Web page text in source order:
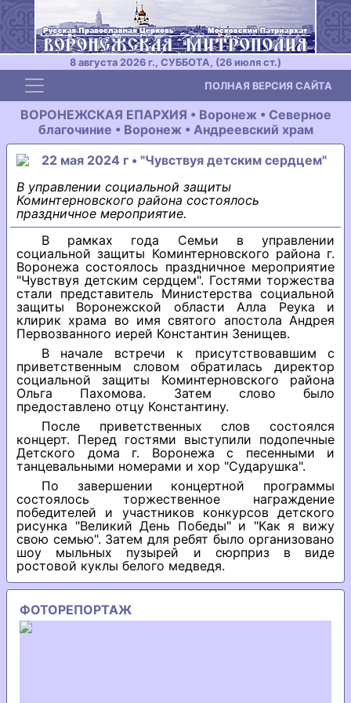
8 августа 2026 г., СУББОТА, (26 июля ст.)
Toggle navigation ПОЛНАЯ ВЕРСИЯ САЙТА
ВОРОНЕЖСКАЯ ЕПАРХИЯ • Воронеж • Северное
благочиние • Воронеж • Андреевский храм
22 мая 2024 г • "Чувствуя детским сердцем"
В управлении социальной защиты
Коминтерновского района состоялось
праздничное мероприятие.
В рамках года Семьи в управлении
социальной защиты Коминтерновского района г.
Воронежа состоялось праздничное мероприятие
"Чувствуя детским сердцем". Гостями торжества
стали представитель Министерства социальной
защиты Воронежской области Алла Реука и
клирик храма во имя святого апостола Андрея
Первозванного иерей Константин Зенищев.
В начале встречи к присутствовавшим с
приветственным словом обратилась директор
социальной защиты Коминтерновского района
Ольга Пахомова. Затем слово было
предоставлено отцу Константину.
После приветственных слов состоялся
концерт. Перед гостями выступили подопечные
Детского дома г. Воронежа с песенными и
танцевальными номерами и хор "Сударушка".
По завершении концертной программы
состоялось торжественное награждение
победителей и участников конкурсов детского
рисунка "Великий День Победы" и "Как я вижу
свою семью". Затем для ребят было организовано
шоу мыльных пузырей и сюрприз в виде
ростовой куклы белого медведя.
ФОТОРЕПОРТАЖ